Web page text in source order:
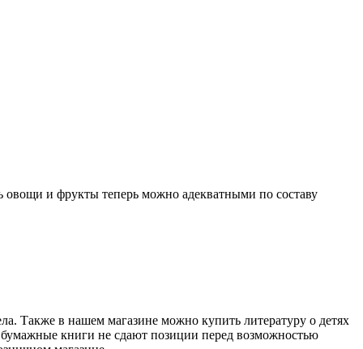
овощи и фрукты теперь можно адекватными по составу
Также в нашем магазине можно купить литературу о детях
книги не сдают позиции перед возможностью